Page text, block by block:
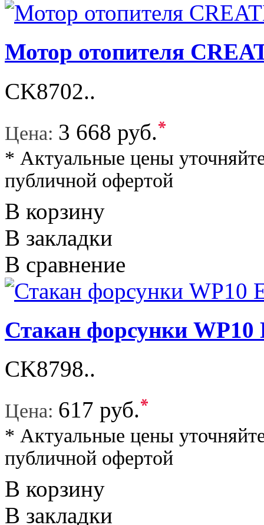
Мотор отопителя
CK8702..
Цена: 3 668 руб.*
* Актуальные цены
публичной офертой
В корзину
В закладки
В сравнение
Стакан форсунки
CK8798..
Цена: 617 руб.*
* Актуальные цены
публичной офертой
В корзину
В закладки